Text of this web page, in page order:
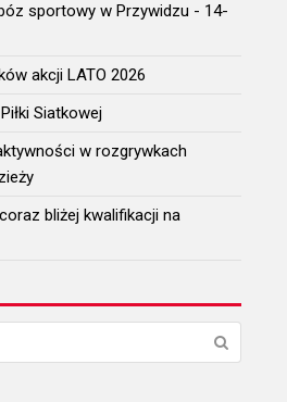
sportowy w Przywidzu - 14-
akcji LATO 2026
Siatkowej
w rozgrywkach
bliżej kwalifikacji na